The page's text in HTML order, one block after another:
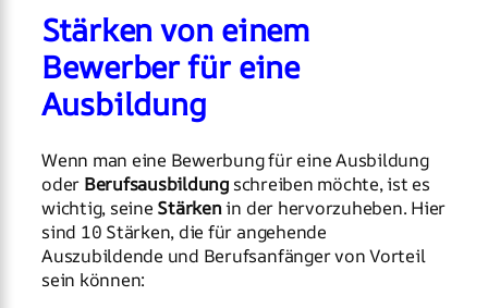
Stärken von einem
Bewerber für eine
Ausbildung
Wenn man eine Bewerbung für eine Ausbildung
oder Berufsausbildungschreiben möchte, ist es
wichtig, seine Stärkenin der hervorzuheben. Hier
sind 10 Stärken, die für angehende
Auszubildende und Berufsanfänger von Vorteil
sein können: